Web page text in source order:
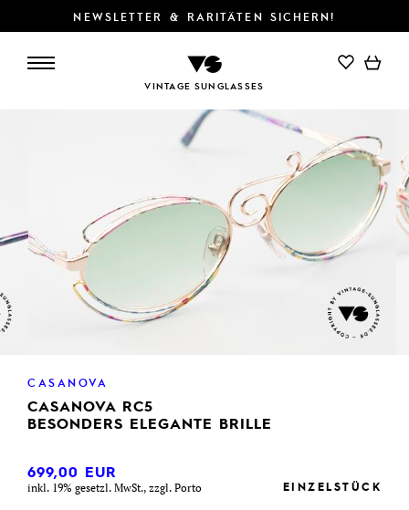
NEWSLETTER & RARITÄTEN SICHERN!
VINTAGE SUNGLASSES
IN DEN WARENKORB
CASANOVA
CASANOVA RC5
BESONDERS ELEGANTE BRILLE
699,00 EUR
inkl. 19% gesetzl. MwSt., zzgl. Porto EINZELSTÜCK